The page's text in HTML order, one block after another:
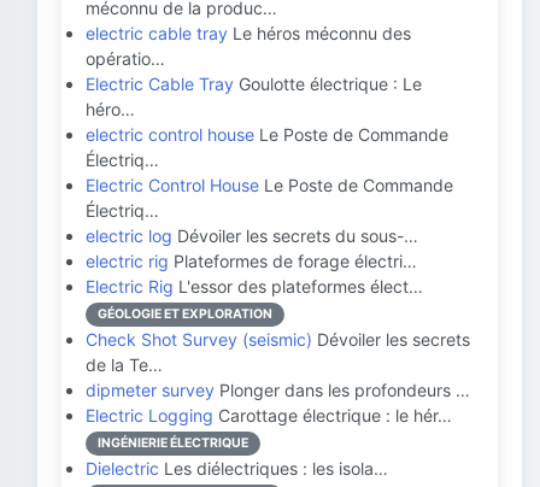
méconnu de la produc…
electric cable tray Le héros méconnu des
opératio…
Electric Cable Tray Goulotte électrique : Le
héro…
electric control house Le Poste de Commande
Électriq…
Electric Control House Le Poste de Commande
Électriq…
electric log Dévoiler les secrets du sous-…
electric rig Plateformes de forage électri…
Electric Rig L'essor des plateformes élect…
GÉOLOGIE ET EXPLORATION
Check Shot Survey (seismic) Dévoiler les secrets
de la Te…
dipmeter survey Plonger dans les profondeurs …
Electric Logging Carottage électrique : le hér…
INGÉNIERIE ÉLECTRIQUE
Dielectric Les diélectriques : les isola…